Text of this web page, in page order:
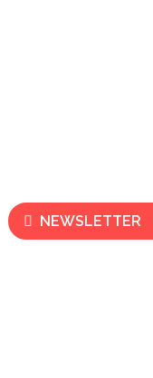
NEWSLETTER